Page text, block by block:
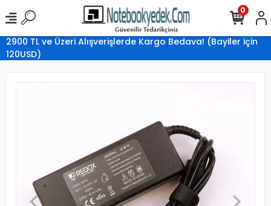
2900 TL ve Üzeri Alışverişlerde Kargo Bedava! (Bayiler için
120USD)
0